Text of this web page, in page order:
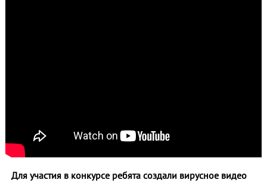
Для участия в конкурсе ребята создали вирусное видео